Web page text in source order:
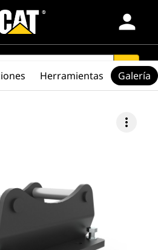
person
search
more_vert
Herramientas Galería